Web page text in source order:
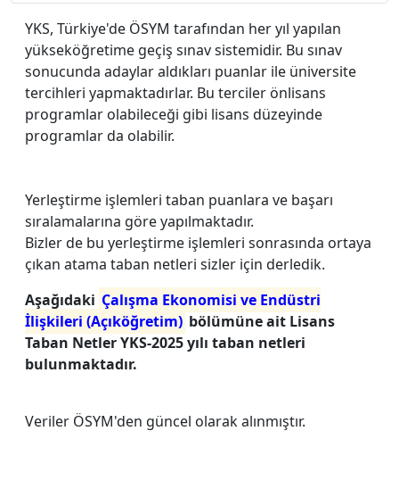
YKS, Türkiye'de ÖSYM tarafından her yıl yapılan
yükseköğretime geçiş sınav sistemidir. Bu sınav
sonucunda adaylar aldıkları puanlar ile üniversite
tercihleri yapmaktadırlar. Bu terciler önlisans
programlar olabileceği gibi lisans düzeyinde
programlar da olabilir.
Yerleştirme işlemleri taban puanlara ve başarı
sıralamalarına göre yapılmaktadır.
Bizler de bu yerleştirme işlemleri sonrasında ortaya
çıkan atama taban netleri sizler için derledik.
Aşağıdaki Çalışma Ekonomisi ve Endüstri
İlişkileri (Açıköğretim) bölümüne ait Lisans
Taban Netler YKS-2025 yılı taban netleri
bulunmaktadır.
Veriler ÖSYM'den güncel olarak alınmıştır.